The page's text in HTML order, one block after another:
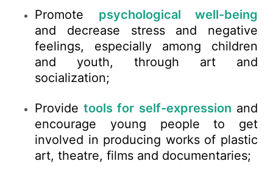
Promote psychological well-being
and decrease stress and negative
feelings, especially among children
and youth, through art and
socialization;
Provide tools for self-expression and
encourage young people to get
involved in producing works of plastic
art, theatre, films and documentaries;